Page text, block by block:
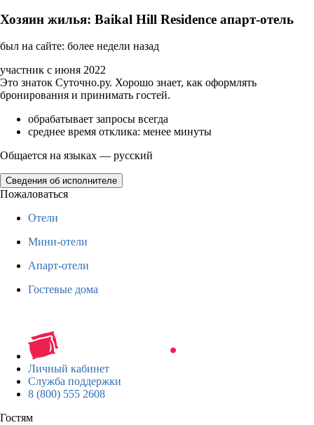
Хозяин жилья: Baikal Hill Residence апарт-отель
был на сайте: более недели назад
участник с июня 2022
Это знаток Суточно.ру. Хорошо знает, как оформлять
бронирования и принимать гостей.
обрабатывает запросы всегда
среднее время отклика: менее минуты
Общается на языках — русский
Сведения об исполнителе
Пожаловаться
Отели
Мини-отели
Апарт-отели
Гостевые дома
Личный кабинет
Служба поддержки
8 (800) 555 2608
Гостям